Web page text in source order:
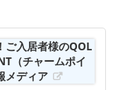
ご入居者様のQOL
（チャームポイ
メディア